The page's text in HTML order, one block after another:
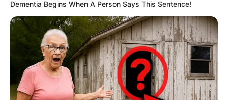
Dementia Begins When A Person Says This Sentence!